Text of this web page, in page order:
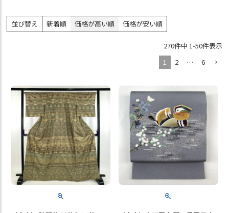
並び替え 新着順 価格が高い順 価格が安い順
270件中 1-50件表示
1
2 … 6